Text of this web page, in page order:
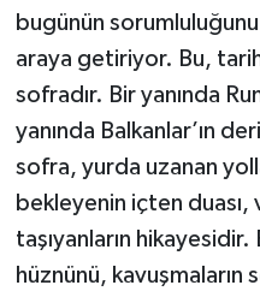
bugünün
araya getiriyor. Bu,
sofradır. Bir yanında
yanında Balkanlar’ın
sofra, yurda uzanan
bekleyenin içten duası,
taşıyanların hikayesidir.
hüznünü, kavuşmaların